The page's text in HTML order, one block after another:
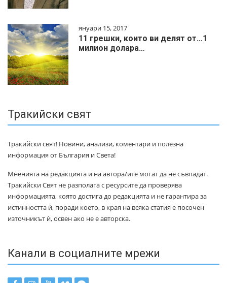
януари 15, 2017
11 грешки, които ви делят от…1
милиoн дoлapa…
Тракийски свят
Тракийски свят! Новини, анализи, коментари и полезна
информация от България и Света!
Мненията на редакцията и на автора/ите могат да не съвпадат.
Тракийски Свят не разполага с ресурсите да проверява
информацията, която достига до редакцията и не гарантира за
истинността ѝ, поради което, в края на всяка статия е посочен
източникът ѝ, освен ако не е авторска.
Канали в социалните мрежи